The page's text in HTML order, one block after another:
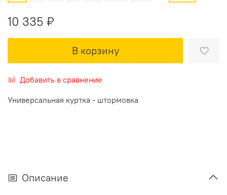
10 335 ₽
В корзину
Добавить в сравнение
Универсальная куртка - штормовка
Описание